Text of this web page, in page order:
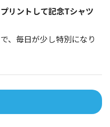
リントして記念Tシャツ
、毎日が少し特別になり